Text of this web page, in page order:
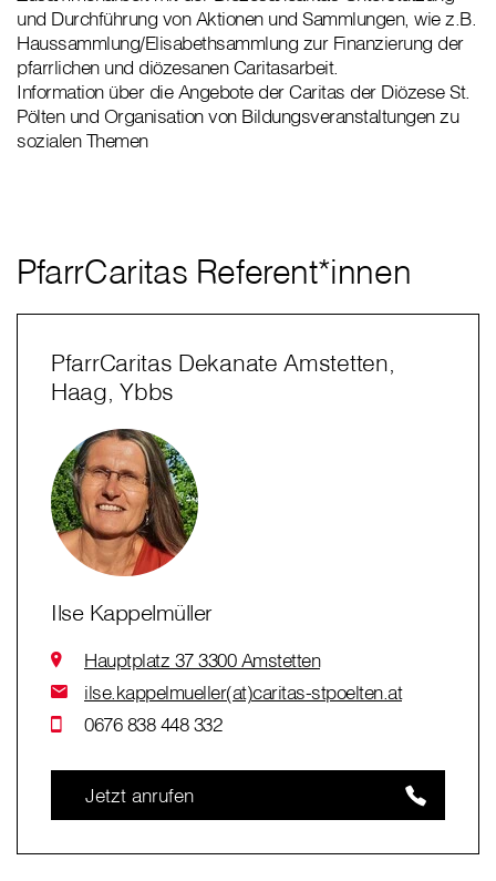
und Durchführung von Aktionen und Sammlungen, wie z.B.
Haussammlung/Elisabethsammlung zur Finanzierung der
pfarrlichen und diözesanen Caritasarbeit.
Information über die Angebote der Caritas der Diözese St.
Pölten und Organisation von Bildungsveranstaltungen zu
sozialen Themen
PfarrCaritas Referent*innen
PfarrCaritas Dekanate Amstetten,
Haag, Ybbs
Ilse Kappelmüller
Hauptplatz 37 3300 Amstetten
ilse.kappelmueller(at)caritas-stpoelten.at
0676 838 448 332
Jetzt anrufen